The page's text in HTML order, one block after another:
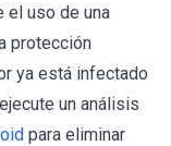
el uso de una
protección
ya está infectado
un análisis
para eliminar